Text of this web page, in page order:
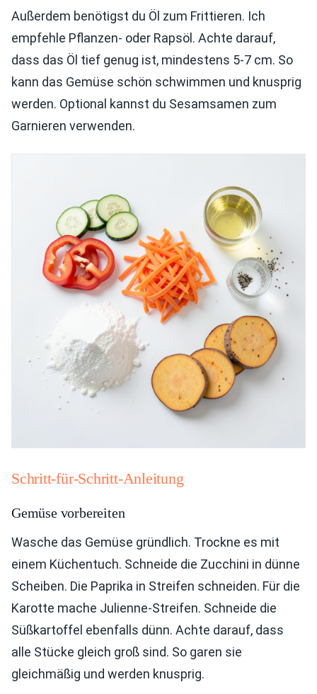
Außerdem benötigst du Öl zum Frittieren. Ich
empfehle Pflanzen- oder Rapsöl. Achte darauf,
dass das Öl tief genug ist, mindestens 5-7 cm. So
kann das Gemüse schön schwimmen und knusprig
werden. Optional kannst du Sesamsamen zum
Garnieren verwenden.
Schritt-für-Schritt-Anleitung
Gemüse vorbereiten
Wasche das Gemüse gründlich. Trockne es mit
einem Küchentuch. Schneide die Zucchini in dünne
Scheiben. Die Paprika in Streifen schneiden. Für die
Karotte mache Julienne-Streifen. Schneide die
Süßkartoffel ebenfalls dünn. Achte darauf, dass
alle Stücke gleich groß sind. So garen sie
gleichmäßig und werden knusprig.